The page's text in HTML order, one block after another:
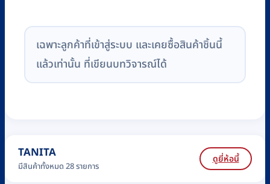
เฉพาะลูกค้าที่เข้าสู่ระบบ และเคยซื้อสินค้าชิ้นนี้
แล้วเท่านั้น ที่เขียนบทวิจารณ์ได้
TANITA
มีสินค้าทั้งหมด 28 รายการ
ดูยี่ห้อนี้